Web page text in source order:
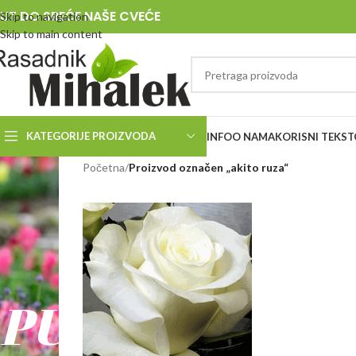
Skip to navigation
Skip to main content
DO SREĆE NAŠE CVEĆE
KATEGORIJE PROIZVODA INFOO NAMAKORISNI
RASADNIK
MIHALEK
PUT
Početna/Proizvod označen „akito ruza“